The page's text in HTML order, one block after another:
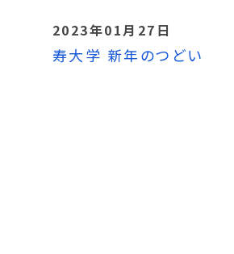
2023年01月27日
寿大学 新年のつどい